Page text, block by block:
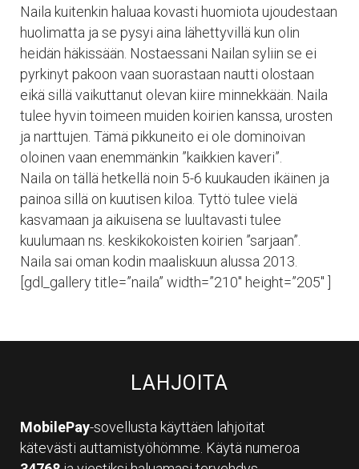
Naila kuitenkin haluaa kovasti huomiota ujoudestaan
huolimatta ja se pysyi aina lähettyvillä kun olin
heidän häkissään. Nostaessani Nailan syliin se ei
pyrkinyt pakoon vaan suorastaan nautti olostaan
eikä sillä vaikuttanut olevan kiire minnekkään. Naila
tulee hyvin toimeen muiden koirien kanssa, urosten
ja narttujen. Tämä pikkuneito ei ole dominoivan
oloinen vaan enemmänkin ”kaikkien kaveri”.
Naila on tällä hetkellä noin 5-6 kuukauden ikäinen ja
painoa sillä on kuutisen kiloa. Tyttö tulee vielä
kasvamaan ja aikuisena se luultavasti tulee
kuulumaan ns. keskikokoisten koirien ”sarjaan”.
Naila sai oman kodin maaliskuun alussa 2013.
[gdl_gallery title=”naila” width=”210″ height=”205″ ]
LAHJOITA
MobilePay-sovellusta käyttäen lahjoitat
kätevästi auttamistyöhömme. Käytä numeroa